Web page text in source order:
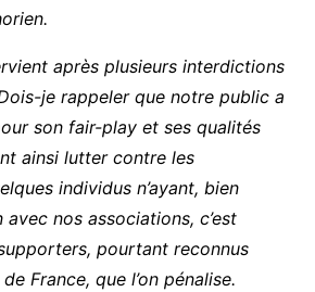
après plusieurs interdictions
je rappeler que notre public a
son fair-play et ses qualités
ainsi lutter contre les
individus n’ayant, bien
nos associations, c’est
pourtant reconnus
France, que l’on pénalise.